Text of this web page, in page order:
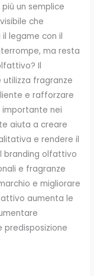
un semplice
che
legame con il
ma resta
Il
fragranze
e rafforzare
importante nei
aiuta a creare
e rendere il
branding olfattivo
e fragranze
e migliorare
aumenta le
predisposizione